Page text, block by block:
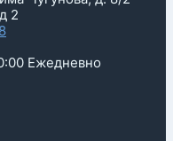
2
Ежедневно